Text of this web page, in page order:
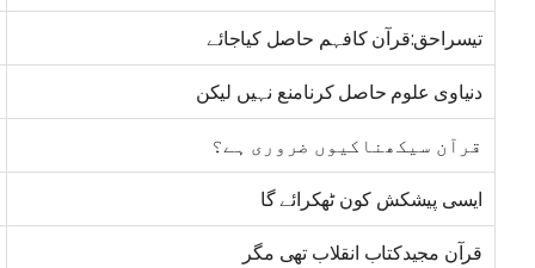
تیسراحق:قرآن کافہم حاصل کیاجائے
دنیاوی علوم حاصل کرنامنع نہیں لیکن
قرآن سیکھناکیوں ضروری ہے؟
ایسی پیشکش کون ٹھکرائے گا
قرآن مجیدکتاب انقلاب تھی مگر